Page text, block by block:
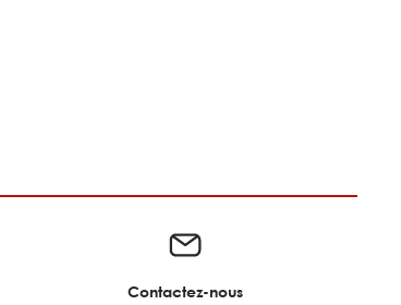
Contactez-nous